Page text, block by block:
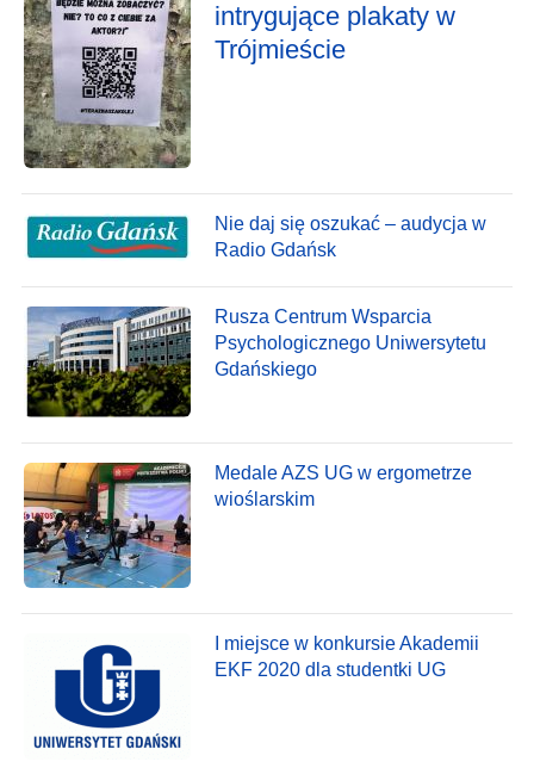
intrygujące plakaty w
Trójmieście
Nie daj się oszukać – audycja w
Radio Gdańsk
Rusza Centrum Wsparcia
Psychologicznego Uniwersytetu
Gdańskiego
Medale AZS UG w ergometrze
wioślarskim
I miejsce w konkursie Akademii
EKF 2020 dla studentki UG